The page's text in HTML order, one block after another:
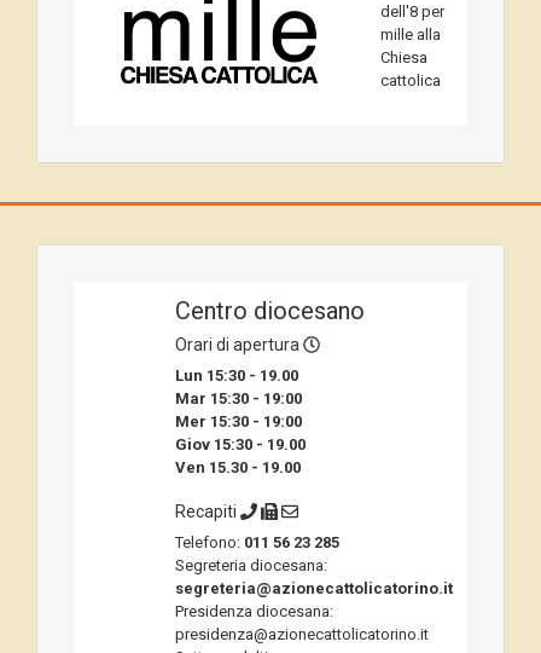
dell'8 per
mille alla
Chiesa
cattolica
Centro diocesano
Orari di apertura
Lun 15:30 - 19.00
Mar 15:30 - 19:00
Mer 15:30 - 19:00
Giov 15:30 - 19.00
Ven 15.30 - 19.00
Recapiti
Telefono: 011 56 23 285
Segreteria diocesana:
segreteria@azionecattolicatorino.it
Presidenza diocesana:
presidenza@azionecattolicatorino.it